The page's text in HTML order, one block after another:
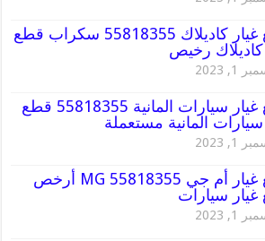
قطع غيار كاديلاك 55818355 سكراب قطع
كاديلاك رخيص
1, 2023
قطع غيار سيارات المانية 55818355 قطع
سيارات المانية مستعملة
1, 2023
قطع غيار أم جي MG 55818355 أرخص
سيارات
1, 2023